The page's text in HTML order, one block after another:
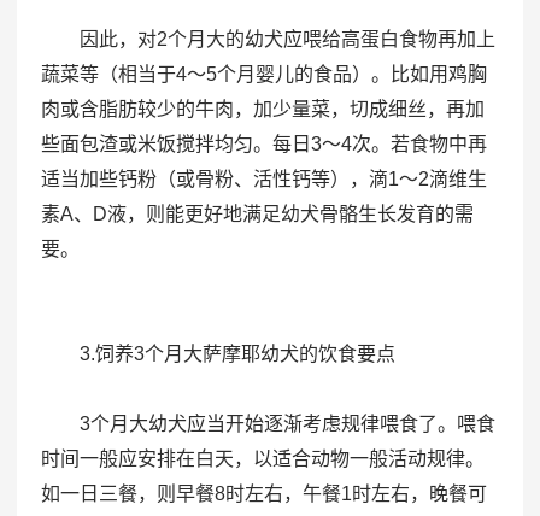
因此，对2个月大的幼犬应喂给高蛋白食物再加上
蔬菜等（相当于4～5个月婴儿的食品）。比如用鸡胸
肉或含脂肪较少的牛肉，加少量菜，切成细丝，再加
些面包渣或米饭搅拌均匀。每日3～4次。若食物中再
适当加些钙粉（或骨粉、活性钙等），滴1～2滴维生
素A、D液，则能更好地满足幼犬骨骼生长发育的需
要。
3.饲养3个月大萨摩耶幼犬的饮食要点
3个月大幼犬应当开始逐渐考虑规律喂食了。喂食
时间一般应安排在白天，以适合动物一般活动规律。
如一日三餐，则早餐8时左右，午餐1时左右，晚餐可